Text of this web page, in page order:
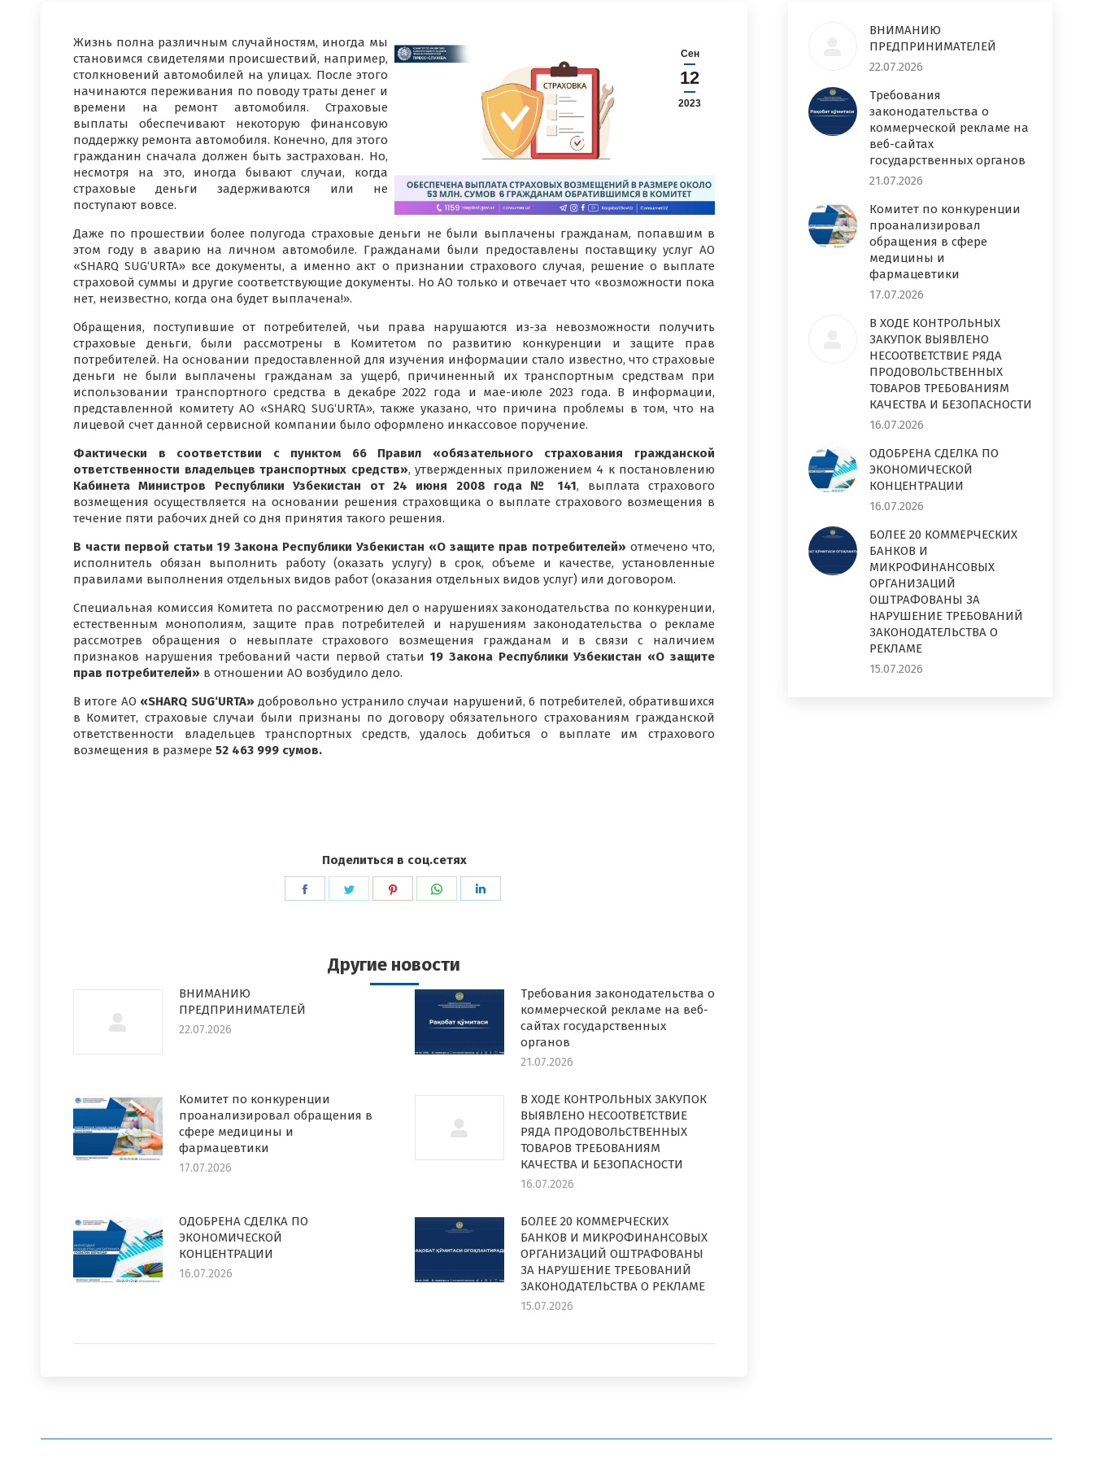
Сен
12
2023
Жизнь полна различным случайностям, иногда мы
становимся свидетелями происшествий, например,
столкновений автомобилей на улицах. После этого
начинаются переживания по поводу траты денег и
времени на ремонт автомобиля. Страховые
выплаты обеспечивают некоторую финансовую
поддержку ремонта автомобиля. Конечно, для этого
гражданин сначала должен быть застрахован. Но,
несмотря на это, иногда бывают случаи, когда
страховые деньги задерживаются или не
поступают вовсе.
Даже по прошествии более полугода страховые деньги не были выплачены гражданам, попавшим в
этом году в аварию на личном автомобиле. Гражданами были предоставлены поставщику услуг АО
«SHARQ SUG‘URTA» все документы, а именно акт о признании страхового случая, решение о выплате
страховой суммы и другие соответствующие документы. Но АО только и отвечает что «возможности пока
нет, неизвестно, когда она будет выплачена!».
Обращения, поступившие от потребителей, чьи права нарушаются из-за невозможности получить
страховые деньги, были рассмотрены в Комитетом по развитию конкуренции и защите прав
потребителей. На основании предоставленной для изучения информации стало известно, что страховые
деньги не были выплачены гражданам за ущерб, причиненный их транспортным средствам при
использовании транспортного средства в декабре 2022 года и мае-июле 2023 года. В информации,
представленной комитету АО «SHARQ SUG‘URTA», также указано, что причина проблемы в том, что на
лицевой счет данной сервисной компании было оформлено инкассовое поручение.
Фактически в соответствии с пунктом 66 Правил «обязательного страхования гражданской
ответственности владельцев транспортных средств», утвержденных приложением 4 к постановлению
Кабинета Министров Республики Узбекистан от 24 июня 2008 года № 141, выплата страхового
возмещения осуществляется на основании решения страховщика о выплате страхового возмещения в
течение пяти рабочих дней со дня принятия такого решения.
В части первой статьи 19 Закона Республики Узбекистан «О защите прав потребителей» отмечено что,
исполнитель обязан выполнить работу (оказать услугу) в срок, объеме и качестве, установленные
правилами выполнения отдельных видов работ (оказания отдельных видов услуг) или договором.
Специальная комиссия Комитета по рассмотрению дел о нарушениях законодательства по конкуренции,
естественным монополиям, защите прав потребителей и нарушениям законодательства о рекламе
рассмотрев обращения о невыплате страхового возмещения гражданам и в связи с наличием
признаков нарушения требований части первой статьи 19 Закона Республики Узбекистан «О защите
прав потребителей» в отношении АО возбудило дело.
В итоге АО «SHARQ SUG‘URTA» добровольно устранило случаи нарушений, 6 потребителей, обратившихся
в Комитет, страховые случаи были признаны по договору обязательного страхованиям гражданской
ответственности владельцев транспортных средств, удалось добиться о выплате им страхового
возмещения в размере 52 463 999 сумов.
Поделиться в соц.сетях
ПоделитьсяПоделитьсяПоделитьсяПоделиться
Другие новости
ВНИМАНИЮ
ПРЕДПРИНИМАТЕЛЕЙ
22.07.2026
Требования законодательства о
коммерческой рекламе на веб-
сайтах государственных
органов
21.07.2026
Комитет по конкуренции
проанализировал обращения в
сфере медицины и
фармацевтики
17.07.2026
В ХОДЕ КОНТРОЛЬНЫХ ЗАКУПОК
ВЫЯВЛЕНО НЕСООТВЕТСТВИЕ
РЯДА ПРОДОВОЛЬСТВЕННЫХ
ТОВАРОВ ТРЕБОВАНИЯМ
КАЧЕСТВА И БЕЗОПАСНОСТИ
16.07.2026
ОДОБРЕНА СДЕЛКА ПО
ЭКОНОМИЧЕСКОЙ
КОНЦЕНТРАЦИИ
16.07.2026
БОЛЕЕ 20 КОММЕРЧЕСКИХ
БАНКОВ И МИКРОФИНАНСОВЫХ
ОРГАНИЗАЦИЙ ОШТРАФОВАНЫ
ЗА НАРУШЕНИЕ ТРЕБОВАНИЙ
ЗАКОНОДАТЕЛЬСТВА О РЕКЛАМЕ
15.07.2026
ВНИМАНИЮ
ПРЕДПРИНИМАТЕЛЕЙ
22.07.2026
Требования
законодательства о
коммерческой рекламе на
веб-сайтах
государственных органов
21.07.2026
Комитет по конкуренции
проанализировал
обращения в сфере
медицины и
фармацевтики
17.07.2026
В ХОДЕ КОНТРОЛЬНЫХ
ЗАКУПОК ВЫЯВЛЕНО
НЕСООТВЕТСТВИЕ РЯДА
ПРОДОВОЛЬСТВЕННЫХ
ТОВАРОВ ТРЕБОВАНИЯМ
КАЧЕСТВА И БЕЗОПАСНОСТИ
16.07.2026
ОДОБРЕНА СДЕЛКА ПО
ЭКОНОМИЧЕСКОЙ
КОНЦЕНТРАЦИИ
16.07.2026
БОЛЕЕ 20 КОММЕРЧЕСКИХ
БАНКОВ И
МИКРОФИНАНСОВЫХ
ОРГАНИЗАЦИЙ
ОШТРАФОВАНЫ ЗА
НАРУШЕНИЕ ТРЕБОВАНИЙ
ЗАКОНОДАТЕЛЬСТВА О
РЕКЛАМЕ
15.07.2026